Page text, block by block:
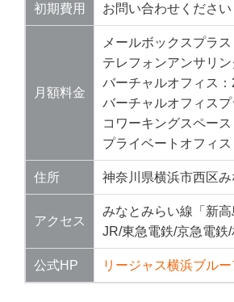
初期費用 お問い合わせください
月額料金
メールボックスプラ
テレフォンアンサリ
バーチャルオフィス：
バーチャルオフィス
コワーキングスペー
プライベートオフィ
住所 神奈川県横浜市西区
アクセス
みなとみらい線「新
JR/東急電鉄/京急電鉄
公式HP リージャス横浜ブル